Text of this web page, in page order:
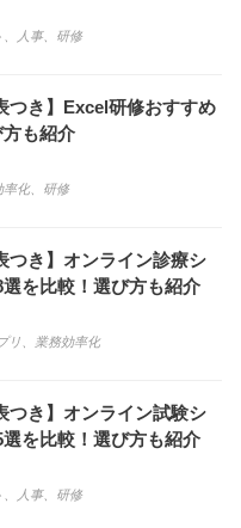
人事、 研修
つき】Excel研修おすすめ
も紹介
率化、 研修
つき】オンライン診療シ
を比較！選び方も紹介
リ 業務効率化
つき】オンライン試験シ
を比較！選び方も紹介
人事、 研修